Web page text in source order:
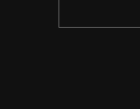
Používáme
nejlepší
obsah na stránce,
Vám relevantní
naší Politiku